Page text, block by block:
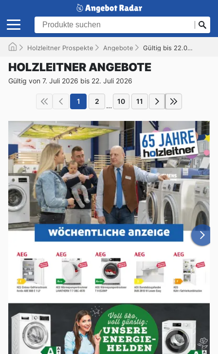
Holzleitner Prospekte Angebote Gültig bis 22.07.2026
HOLZLEITNER ANGEBOTE
Gültig von 7. Juli 2026 bis 22. Juli 2026
1 2 ... 10 11